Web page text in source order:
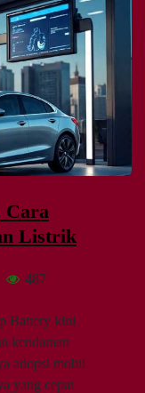
Cara
Listrik
487
Battery kini
kendaraan
adopsi mobil
yang cepat